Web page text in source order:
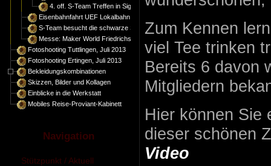
4. off. S-Team Treffen in Sigmaringen, 30.08.2014
Eisenbahnfahrt UEF Lokalbahn Amstetten-Gerstetten, 11.05.2014
S-Team besucht die schwarze Szene
Messe: Maker World Friedrichshafen 2014
Fotoshooting Tuttlingen, Juli 2013
Fotoshooting Ertingen, Juli 2013
Bekleidungskombinationen
Skizzen, Bilder und Kollagen
Einblicke in die Werkstatt
Mobiles Reise-Proviant-Kabinett
Navigation
Stützpunkt / Aktuell
Zum Kennen
viel Tee trinken
Bereits 6 davon
Mitgliedern
Hier können Sie
dieser schönen
Video